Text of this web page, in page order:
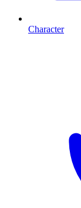
Character